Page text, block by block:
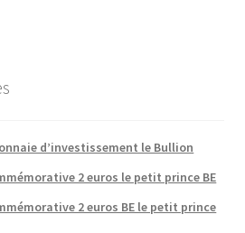
d’investissement le Bullion
2 euros le petit prince BE
2 euros BE le petit prince